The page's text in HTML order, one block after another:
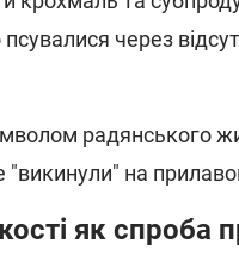
через
радянського
"викинули" на
як спроба